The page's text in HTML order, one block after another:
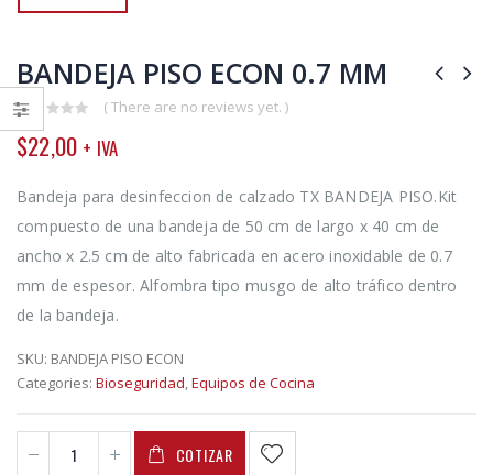
BANDEJA PISO ECON 0.7 MM
0
out
of
( There are no reviews yet. )
$22,00 + IVA
Bandeja para desinfeccion de calzado TX BANDEJA PISO.Kit
compuesto de una bandeja de 50 cm de largo x 40 cm de
ancho x 2.5 cm de alto fabricada en acero inoxidable de 0.7
mm de espesor. Alfombra tipo musgo de alto tráfico dentro
de la bandeja.
SKU: BANDEJA PISO ECON
Categories: Bioseguridad,Equipos de Cocina
COTIZAR